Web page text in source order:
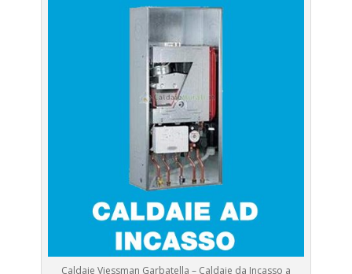
Caldaie Viessman Garbatella – Caldaie da Incasso a